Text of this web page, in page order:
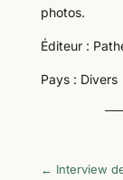
photos.
Éditeur :
Pays : Divers
← Interview